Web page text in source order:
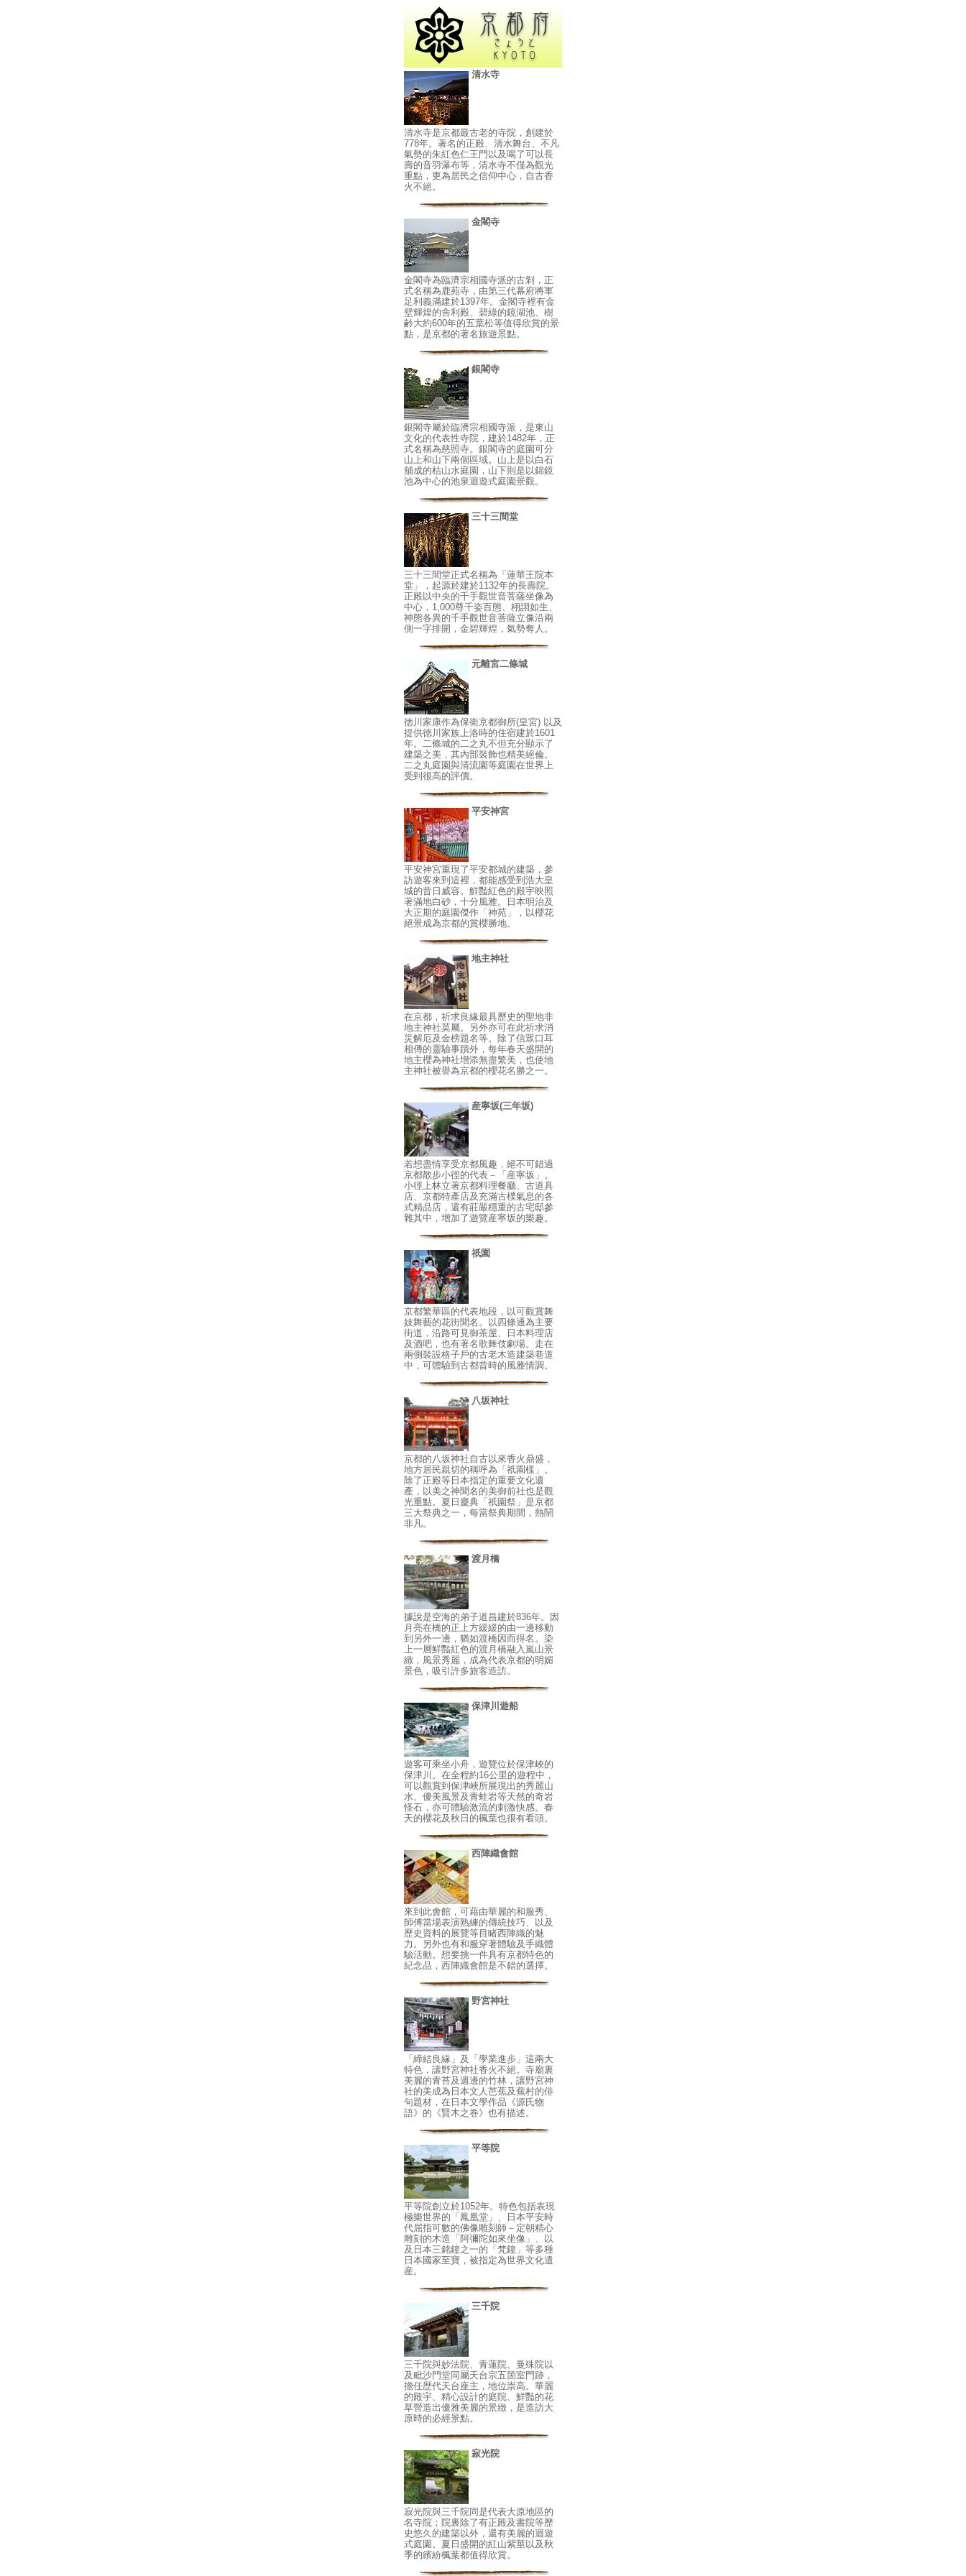
清水寺
清水寺是京都最古老的寺院，創建於
778年。著名的正殿、清水舞台、不凡
氣勢的朱紅色仁王門以及喝了可以長
壽的音羽瀑布等，清水寺不僅為觀光
重點，更為居民之信仰中心，自古香
火不絕。
金閣寺
金閣寺為臨濟宗相國寺派的古剎，正
式名稱為鹿苑寺，由第三代幕府將軍
足利義滿建於1397年。金閣寺裡有金
壁輝煌的舍利殿、碧綠的鏡湖池、樹
齢大約600年的五葉松等值得欣賞的景
點，是京都的著名旅遊景點。
銀閣寺
銀閣寺屬於臨濟宗相國寺派，是東山
文化的代表性寺院，建於1482年，正
式名稱為慈照寺。銀閣寺的庭園可分
山上和山下兩個區域。山上是以白石
舖成的枯山水庭園，山下則是以錦鏡
池為中心的池泉迴遊式庭園景觀。
三十三間堂
三十三間堂正式名稱為「蓮華王院本
堂」，起源於建於1132年的長壽院。
正殿以中央的千手觀世音菩薩坐像為
中心，1,000尊千姿百態、栩詡如生、
神態各異的千手觀世音菩薩立像沿兩
側一字排開，金碧輝煌，氣勢奪人。
元離宮二條城
徳川家康作為保衛京都御所(皇宮) 以及
提供德川家族上洛時的住宿建於1601
年。二條城的二之丸不但充分顯示了
建築之美，其內部裝飾也精美絕倫。
二之丸庭園與清流園等庭園在世界上
受到很高的評價。
平安神宮
平安神宮重現了平安都城的建築，參
訪遊客來到這裡，都能感受到浩大皇
城的昔日威容。鮮豔紅色的殿宇映照
著滿地白砂，十分風雅。日本明治及
大正期的庭園傑作「神苑」，以櫻花
絕景成為京都的賞櫻勝地。
地主神社
在京都，祈求良緣最具歷史的聖地非
地主神社莫屬。另外亦可在此祈求消
災解厄及金榜題名等。除了信眾口耳
相傳的靈驗事蹟外，每年春天盛開的
地主櫻為神社增添無盡繁美，也使地
主神社被譽為京都的櫻花名勝之一。
産寧坂(三年坂)
若想盡情享受京都風趣，絕不可錯過
京都散步小徑的代表－「産寧坂」。
小徑上林立著京都料理餐廳、古道具
店、京都特產店及充滿古樸氣息的各
式精品店，還有莊嚴穩重的古宅邸參
雜其中，增加了遊覽産寧坂的樂趣。
祇園
京都繁華區的代表地段，以可觀賞舞
妓舞藝的花街聞名。以四條通為主要
街道，沿路可見御茶屋、日本料理店
及酒吧，也有著名歌舞伎劇場。走在
兩側裝設格子戶的古老木造建築巷道
中，可體驗到古都昔時的風雅情調。
八坂神社
京都的八坂神社自古以來香火鼎盛，
地方居民親切的稱呼為「祇園樣」。
除了正殿等日本指定的重要文化遺
產，以美之神聞名的美御前社也是觀
光重點。夏日慶典「祇園祭」是京都
三大祭典之一，每當祭典期間，熱鬧
非凡。
渡月橋
據說是空海的弟子道昌建於836年。因
月亮在橋的正上方緩緩的由一邊移動
到另外一邊，猶如渡橋因而得名。染
上一層鮮豔紅色的渡月橋融入嵐山景
緻，風景秀麗，成為代表京都的明媚
景色，吸引許多旅客造訪。
保津川遊船
遊客可乘坐小舟，遊覽位於保津峽的
保津川。在全程約16公里的遊程中，
可以觀賞到保津峽所展現出的秀麗山
水、優美風景及青蛙岩等天然的奇岩
怪石，亦可體驗激流的刺激快感。春
天的櫻花及秋日的楓葉也很有看頭。
西陣織會館
來到此會館，可藉由華麗的和服秀、
師傅當場表演熟練的傳統技巧、以及
歷史資料的展覽等目睹西陣織的魅
力。另外也有和服穿著體驗及手織體
驗活動。想要挑一件具有京都特色的
紀念品，西陣織會館是不錯的選擇。
野宮神社
「締結良緣」及「學業進步」這兩大
特色，讓野宮神社香火不絕。寺廟裏
美麗的青苔及週邊的竹林，讓野宮神
社的美成為日本文人芭蕉及蕪村的俳
句題材，在日本文學作品《源氏物
語》的《賢木之巻》也有描述。
平等院
平等院創立於1052年。特色包括表現
極樂世界的「鳳凰堂」、日本平安時
代屈指可數的佛像雕刻師－定朝精心
雕刻的木造「阿彌陀如來坐像」、以
及日本三銘鐘之一的「梵鐘」等多種
日本國家至寶，被指定為世界文化遺
産。
三千院
三千院與妙法院、青蓮院、曼殊院以
及毗沙門堂同屬天台宗五箇室門跡，
擔任歴代天台座主，地位崇高。華麗
的殿宇、精心設計的庭院、鮮豔的花
草營造出優雅美麗的景緻，是造訪大
原時的必經景點。
寂光院
寂光院與三千院同是代表大原地區的
名寺院；院裏除了有正殿及書院等歷
史悠久的建築以外，還有美麗的迴遊
式庭園。夏日盛開的紅山紫莖以及秋
季的繽紛楓葉都值得欣賞。